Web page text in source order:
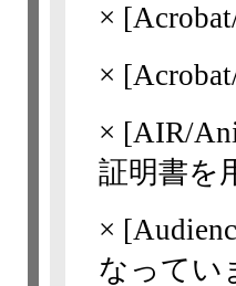
×
×
× [AIR/
証明書を
×
なってい